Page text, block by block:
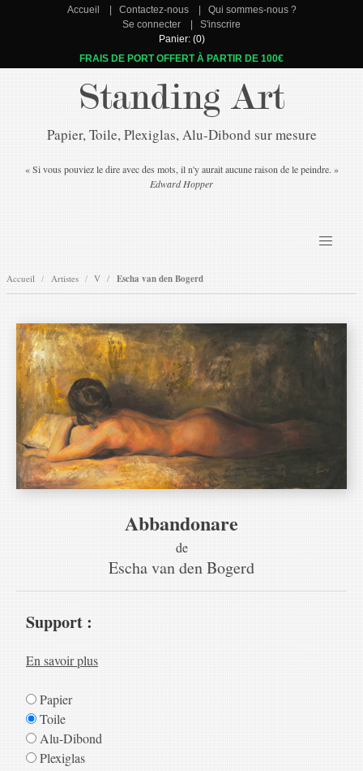
Accueil Contactez-nous
Qui sommes-nous ?
Se connecter
S'inscrire
Panier: (0)
FRAIS DE PORT OFFERT À PARTIR DE 100€
Standing Art
Papier, Toile, Plexiglas, Alu-Dibond sur mesure
« Si vous pouviez le dire avec des mots, il n'y aurait aucune raison de le peindre. »
Edward Hopper
Accueil Artistes V Escha van den Bogerd
Abbandonare
de
Escha van den Bogerd
Support :
En savoir plus
Papier
Toile
Alu-Dibond
Plexiglas